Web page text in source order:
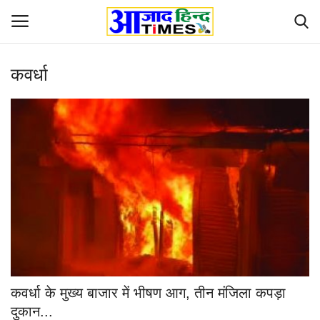
ओडिशा
छत्तीसगढ़ राज्य
दुनिया
कवर्धा
कवर्धा के मुख्य बाजार में भीषण आग, तीन मंजिला कपड़ा
दुकान...